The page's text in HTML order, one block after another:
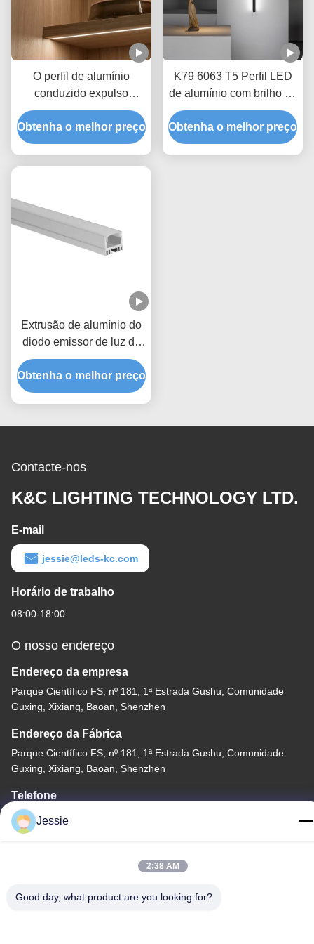
O perfil de alumínio
conduzido expulso
anodizou a iluminação de
alumínio da parede do
diodo emissor de luz de
Obtenha o melhor preço
K79 6063 T5 Perfil LED
de alumínio com brilho de
dois lados para
instalação de montagem
na superfície
Obtenha o melhor preço
Extrusão de alumínio do
diodo emissor de luz da
montagem de superfície
width17mm high16mm
com difusor do PC
Obtenha o melhor preço
Contacte-nos
K&C LIGHTING TECHNOLOGY LTD.
E-mail
jessie@leds-kc.com
Horário de trabalho
08:00-18:00
O nosso endereço
Endereço da empresa
Parque Científico FS, nº 181, 1ª Estrada Gushu, Comunidade
Guxing, Xixiang, Baoan, Shenzhen
Endereço da Fábrica
Parque Científico FS, nº 181, 1ª Estrada Gushu, Comunidade
Guxing, Xixiang, Baoan, Shenzhen
Telefone
86-0755-22300563
China de Boa Qualidade perfil conduzido do alumínio da tira
Jessie
2:38 AM
Good day, what product are you looking for?